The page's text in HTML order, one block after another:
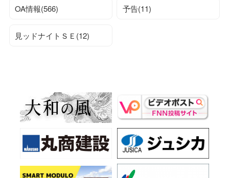
OA情報(566) 予告(11)
見ッドナイトＳＥ(12)